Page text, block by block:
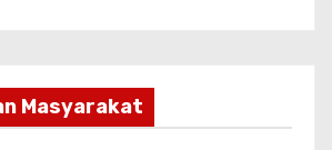
Masyarakat